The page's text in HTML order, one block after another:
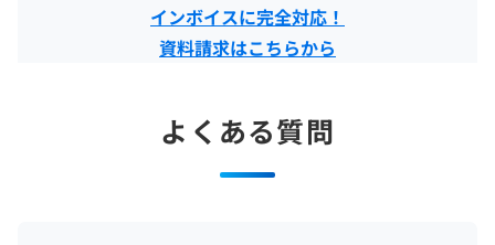
インボイスに完全対応！
資料請求はこちらから
よくある質問